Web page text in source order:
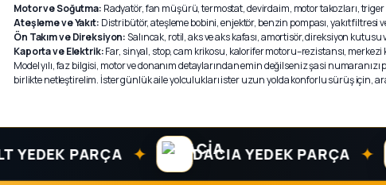
Motor ve Soğutma: Radyatör, fan müşürü, termostat, devirdaim, motor takozları, triger
Ateşleme ve Yakıt: Distribütör, ateşleme bobini, enjektör, benzin pompası, yakıt filtresi
Ön Takım ve Direksiyon:Salıncak, rotil, aks ve aks kafası, amortisör, direksiyon kutusu
Kaporta ve Elektrik:Far, sinyal, stop, cam krikosu, kalorifer motoru–rezistansı, merkezi
Model yılı, faz bilgisi, motor ve donanım detaylarından emin değilseniz şasi numaranızı
birlikte netleştirelim. İster günlük aile yolculukları ister uzun yolda konforlu sürüş için,
PARÇA ✦ DACIA YEDEK PARÇA ✦